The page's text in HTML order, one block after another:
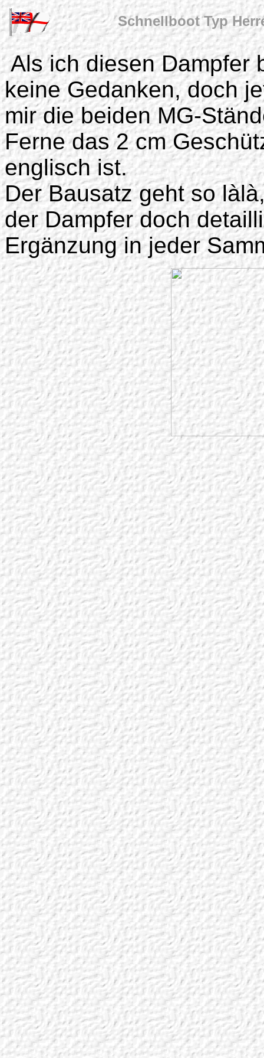
Schnellboot Typ
Als ich diesen Dampfer
keine Gedanken, doch
mir die beiden MG-
Ferne das 2 cm
englisch ist.
Der Bausatz geht so
der Dampfer doch
Ergänzung in jeder